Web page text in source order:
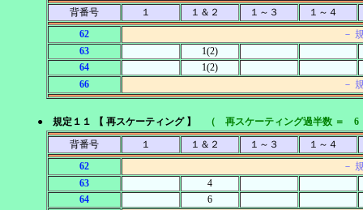
背番号
１ １＆２ １～３
１～４
62
－
63
1(2)
64
1(2)
66
－
● 規定１１ 【 再スケーティング 】
（ 再スケーティング過半数 ＝
背番号
１ １＆２ １～３
１～４
62
－
63
4
64
6